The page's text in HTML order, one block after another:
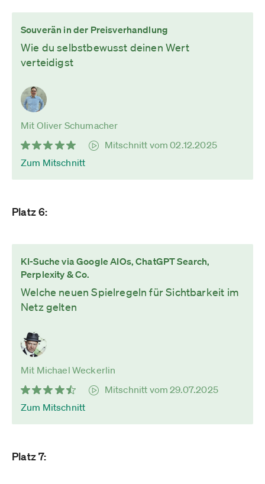
Souverän in der Preisverhandlung
Wie du selbstbewusst deinen Wert
verteidigst
Mit Oliver Schumacher
Mitschnitt vom 02.12.2025
Zum Mitschnitt
Platz 6:
KI-Suche via Google AIOs, ChatGPT Search,
Perplexity & Co.
Welche neuen Spielregeln für Sichtbarkeit im
Netz gelten
Mit Michael Weckerlin
Mitschnitt vom 29.07.2025
Zum Mitschnitt
Platz 7: